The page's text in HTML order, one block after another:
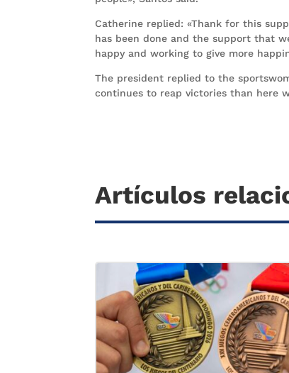
Catherine replied: «Thank for this
has been done and the support that
happy and working to give more
The president replied to the
continues to reap victories than here
Artículos